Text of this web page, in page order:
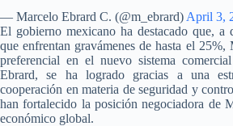
— Marcelo Ebrard C. (@m_ebrard) April 3,
El gobierno mexicano ha destacado que, a
que enfrentan gravámenes de hasta el
preferencial en el nuevo sistema
Ebrard, se ha logrado gracias a una
cooperación en materia de seguridad y
han fortalecido la posición negociadora de
económico global.